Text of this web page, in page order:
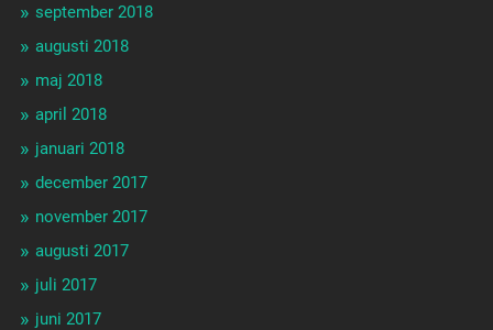
september 2018
augusti 2018
maj 2018
april 2018
januari 2018
december 2017
november 2017
augusti 2017
juli 2017
juni 2017